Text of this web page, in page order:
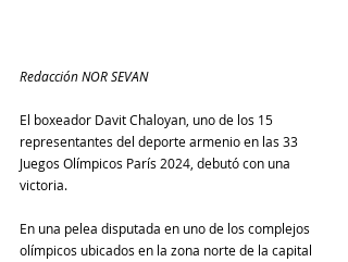
Redacción NOR SEVAN
El boxeador Davit Chaloyan, uno de los 15
representantes del deporte armenio en las 33
Juegos Olímpicos París 2024, debutó con una
victoria.
En una pelea disputada en uno de los complejos
olímpicos ubicados en la zona norte de la capital